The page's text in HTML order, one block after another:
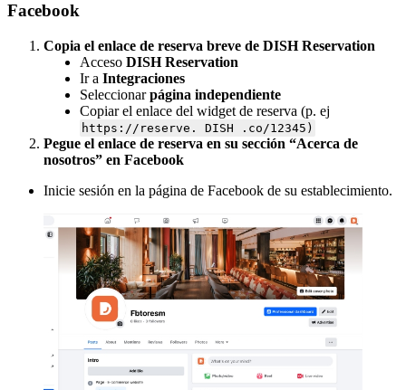
Facebook
Copia el enlace de reserva breve de DISH Reservation
Acceso DISH Reservation
Ir a Integraciones
Seleccionarpágina independiente
Copiar el enlace del widget de reserva (p. ej
https://reserve. DISH .co/12345)
Pegue el enlace de reserva en su sección “Acerca de
nosotros” en Facebook
Inicie sesión en la página de Facebook de su establecimiento.